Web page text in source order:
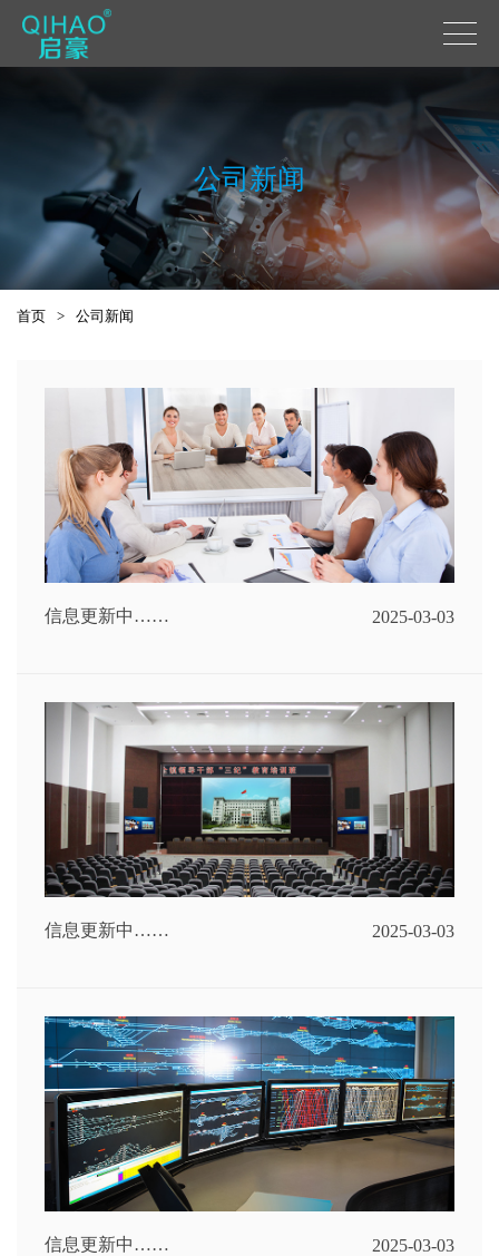
公司新闻
首页 > 公司新闻
信息更新中…… 2025-03-03
信息更新中…… 2025-03-03
信息更新中…… 2025-03-03